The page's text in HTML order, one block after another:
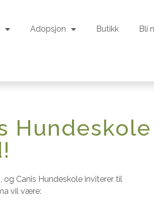
Adopsjon Butikk Bli
Hundeskole
Canis Hundeskole inviterer til
vil være: